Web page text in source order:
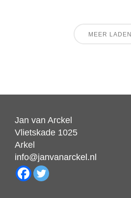
MEER LADEN
Jan van Arckel
Vlietskade 1025
Arkel
info@janvanarckel.nl